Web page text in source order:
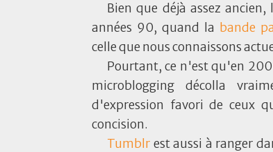
Bien que déjà assez
années 90, quand la bande
celle que nous connaissons
Pourtant, ce n'est qu'en
microblogging décolla
d'expression favori de ceux
concision.
Tumblr est aussi à ranger